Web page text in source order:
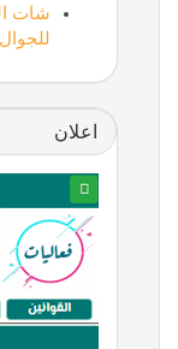
شات
للجوال
اعلان